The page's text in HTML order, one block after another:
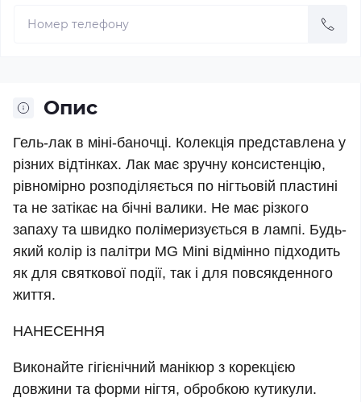
Опис
Гель-лак в міні-баночці. Колекція представлена у
різних відтінках. Лак має зручну консистенцію,
рівномірно розподіляється по нігтьовій пластині
та не затікає на бічні валики. Не має різкого
запаху та швидко полімеризується в лампі. Будь-
який колір із палітри MG Mini відмінно підходить
як для святкової події, так і для повсякденного
життя.
НАНЕСЕННЯ
Виконайте гігієнічний манікюр з корекцією
довжини та форми нігтя, обробкою кутикули.